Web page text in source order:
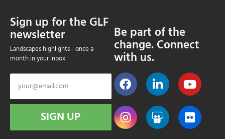
Sign up for the GLF
newsletter
Landscapes highlights - once a
month in your inbox
SIGN UP
Be part of the
change. Connect
with us.